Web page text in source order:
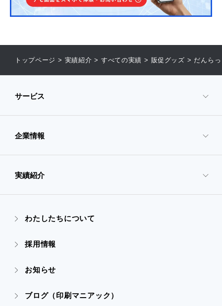
トップページ > 実績紹介 > すべての実績 > 販促グッズ > だんら
サービス
- サービスTOP
- 映像・動画制作
- デザイン
- 販促グッズ
企業情報
- 企業情報TOP
- ごあいさつ
- 会社概要
実績紹介
- 実績紹介TOP
わたしたちについて
採用情報
お知らせ
ブログ（印刷マニアック）